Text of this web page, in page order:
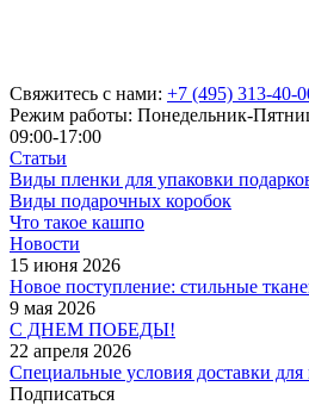
Свяжитесь с нами: +7 (495) 313-40-
Режим работы: Понедельник-
09:00-17:00
Статьи
Виды пленки для упаковки
Виды подарочных коробок
Что такое кашпо
Новости
15 июня 2026
Новое поступление: стильные
9 мая 2026
С ДНЕМ ПОБЕДЫ!
22 апреля 2026
Специальные условия доставки
Подписаться